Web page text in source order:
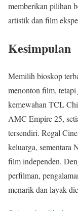
memberikan pilihan
artistik dan film
Kesimpulan
Memilih bioskop
menonton film,
kemewahan TCL
AMC Empire 25,
tersendiri. Regal
keluarga, sementara
film independen.
perfilman,
menarik dan layak